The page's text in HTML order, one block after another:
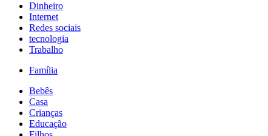
Dinheiro
Internet
Redes sociais
tecnologia
Trabalho
Família
Bebês
Casa
Crianças
Educação